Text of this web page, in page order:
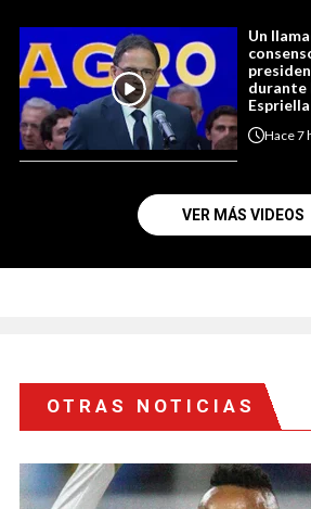
Un
durante
Espriella
Hace7
VER MÁS VIDEOS
OTRAS NOTICIAS